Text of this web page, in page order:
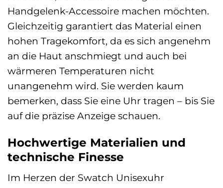
Handgelenk-Accessoire machen möchten.
Gleichzeitig garantiert das Material einen
hohen Tragekomfort, da es sich angenehm
an die Haut anschmiegt und auch bei
wärmeren Temperaturen nicht
unangenehm wird. Sie werden kaum
bemerken, dass Sie eine Uhr tragen – bis Sie
auf die präzise Anzeige schauen.
Hochwertige Materialien und
technische Finesse
Im Herzen der Swatch Unisexuhr